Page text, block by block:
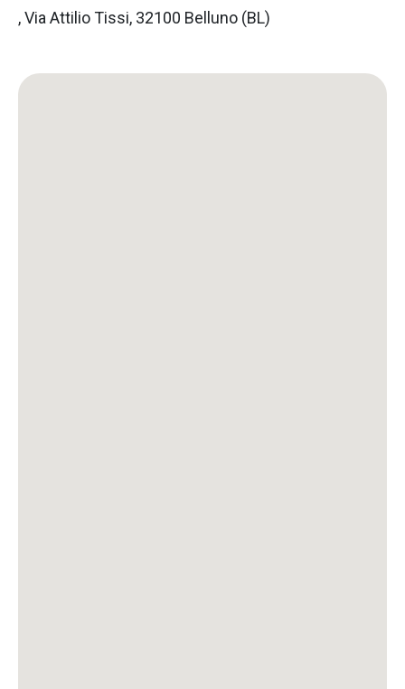
, Via Attilio Tissi, 32100 Belluno (BL)